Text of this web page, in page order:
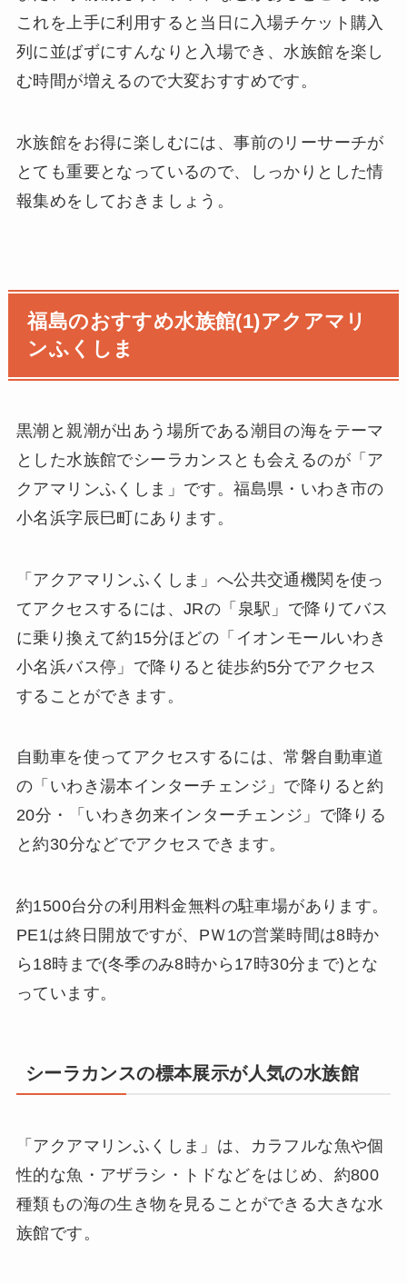
これを上手に利用すると当日に入場チケット購入
列に並ばずにすんなりと入場でき、水族館を楽し
む時間が増えるので大変おすすめです。
水族館をお得に楽しむには、事前のリーサーチが
とても重要となっているので、しっかりとした情
報集めをしておきましょう。
福島のおすすめ水族館(1)アクアマリ
ンふくしま
黒潮と親潮が出あう場所である潮目の海をテーマ
とした水族館でシーラカンスとも会えるのが「ア
クアマリンふくしま」です。福島県・いわき市の
小名浜字辰巳町にあります。
「アクアマリンふくしま」へ公共交通機関を使っ
てアクセスするには、JRの「泉駅」で降りてバス
に乗り換えて約15分ほどの「イオンモールいわき
小名浜バス停」で降りると徒歩約5分でアクセス
することができます。
自動車を使ってアクセスするには、常磐自動車道
の「いわき湯本インターチェンジ」で降りると約
20分・「いわき勿来インターチェンジ」で降りる
と約30分などでアクセスできます。
約1500台分の利用料金無料の駐車場があります。
PE1は終日開放ですが、PＷ1の営業時間は8時か
ら18時まで(冬季のみ8時から17時30分まで)とな
っています。
シーラカンスの標本展示が人気の水族館
「アクアマリンふくしま」は、カラフルな魚や個
性的な魚・アザラシ・トドなどをはじめ、約800
種類もの海の生き物を見ることができる大きな水
族館です。